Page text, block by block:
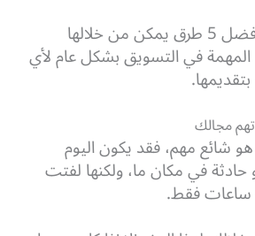
ولذا سوف نعرض أفضل 5 طرق يمكن من خلالها
المهمة في التسويق بشكل عام لأي
شائع مهم، فقد يكون اليوم
في مكان ما، ولكنها لفتت
ساعات فقط.